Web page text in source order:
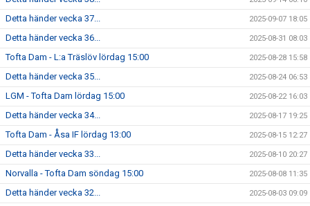
Detta händer vecka 37... 2025-09-07 18:05
Detta händer vecka 36... 2025-08-31 08:03
Tofta Dam - L:a Träslöv lördag 15:00 2025-08-28 15:58
Detta händer vecka 35... 2025-08-24 06:53
LGM - Tofta Dam lördag 15:00 2025-08-22 16:03
Detta händer vecka 34... 2025-08-17 19:25
Tofta Dam - Åsa IF lördag 13:00 2025-08-15 12:27
Detta händer vecka 33... 2025-08-10 20:27
Norvalla - Tofta Dam söndag 15:00 2025-08-08 11:35
Detta händer vecka 32... 2025-08-03 09:09